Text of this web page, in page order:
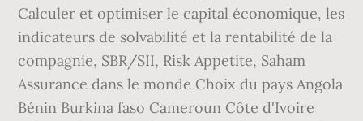
Calculer et optimiser le capital économique, les
indicateurs de solvabilité et la rentabilité de la
compagnie, SBR/SII, Risk Appetite, Saham
Assurance dans le monde Choix du pays Angola
Bénin Burkina faso Cameroun Côte d'Ivoire